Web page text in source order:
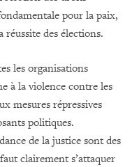
pour la paix,
des élections.
les organisations
à la violence contre les
mesures répressives
politiques.
de la justice sont des
clairement s’attaquer